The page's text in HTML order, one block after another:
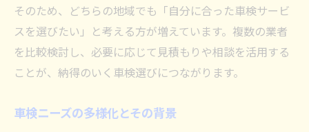
そのため、どちらの地域でも「自分に合った車検サービ
スを選びたい」と考える方が増えています。複数の業者
を比較検討し、必要に応じて見積もりや相談を活用する
ことが、納得のいく車検選びにつながります。
車検ニーズの多様化とその背景